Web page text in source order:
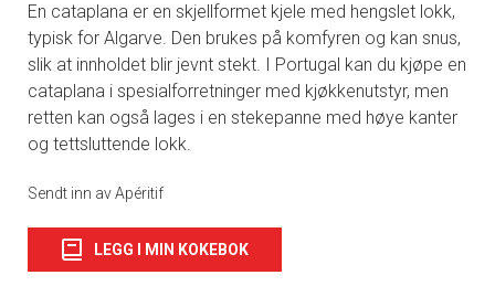
En cataplana er en skjellformet kjele med hengslet lokk,
typisk for Algarve. Den brukes på komfyren og kan snus,
slik at innholdet blir jevnt stekt. I Portugal kan du kjøpe en
cataplana i spesialforretninger med kjøkkenutstyr, men
retten kan også lages i en stekepanne med høye kanter
og tettsluttende lokk.
Sendt inn av Apéritif
LEGG I MIN KOKEBOK